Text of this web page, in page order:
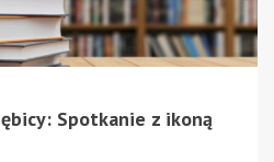
Spotkanie z ikoną